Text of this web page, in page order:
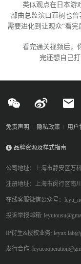
类似观点在日本游戏
部曲总监滨口直树也曾
需要进化到让观众“看
看完通关视频后，你
完还想自己
免责声明 隐私政策 用户
品牌资源及样式指南
公司地址：上海市静安区万
注册地址：上海市闵行区南
在线客服微信公众号：
投诉举报邮箱:
IP衍生&授权业务:
发行合作: